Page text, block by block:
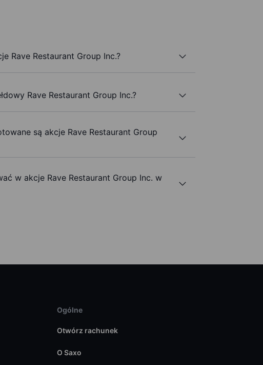
Rave Restaurant Group Inc.?
Rave Restaurant Group Inc.?
są akcje Rave Restaurant Group
w akcje Rave Restaurant Group Inc. w
Ogólne
Otwórz rachunek
O Saxo